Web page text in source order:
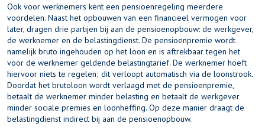
Ook voor werknemers kent een pensioenregeling meerdere
voordelen. Naast het opbouwen van een financieel vermogen voor
later, dragen drie partijen bij aan de pensioenopbouw: de werkgever,
de werknemer en de belastingdienst. De pensioenpremie wordt
namelijk bruto ingehouden op het loon en is aftrekbaar tegen het
voor de werknemer geldende belastingtarief. De werknemer hoeft
hiervoor niets te regelen; dit verloopt automatisch via de loonstrook.
Doordat het brutoloon wordt verlaagd met de pensioenpremie,
betaalt de werknemer minder belasting en betaalt de werkgever
minder sociale premies en loonheffing. Op deze manier draagt de
belastingdienst indirect bij aan de pensioenopbouw.